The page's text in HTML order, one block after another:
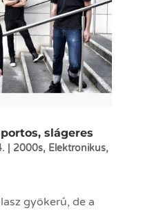
slágeres
2000s, Elektronikus,
gyökerű, de a